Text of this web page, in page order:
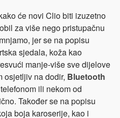
će novi Clio biti izuzetno
za više nego pristupačnu
jer se na popisu
sjedala, koža kao
manje-više sve dijelove
osjetljiv na dodir, Bluetooth
ili nekom od
Također se na popisu
boja karoserije, kao i